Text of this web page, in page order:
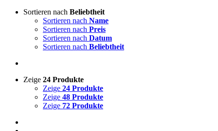
Sortieren nach Beliebtheit
Sortieren nach Name
Sortieren nach Preis
Sortieren nach Datum
Sortieren nach Beliebtheit
Zeige 24 Produkte
Zeige 24 Produkte
Zeige 48 Produkte
Zeige 72 Produkte